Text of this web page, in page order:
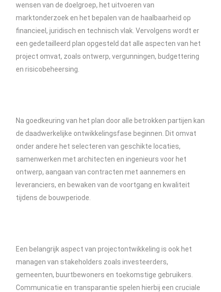
wensen van de doelgroep, het uitvoeren van
marktonderzoek en het bepalen van de haalbaarheid op
financieel, juridisch en technisch vlak. Vervolgens wordt er
een gedetailleerd plan opgesteld dat alle aspecten van het
project omvat, zoals ontwerp, vergunningen, budgettering
en risicobeheersing.
Na goedkeuring van het plan door alle betrokken partijen kan
de daadwerkelijke ontwikkelingsfase beginnen. Dit omvat
onder andere het selecteren van geschikte locaties,
samenwerken met architecten en ingenieurs voor het
ontwerp, aangaan van contracten met aannemers en
leveranciers, en bewaken van de voortgang en kwaliteit
tijdens de bouwperiode.
Een belangrijk aspect van projectontwikkeling is ook het
managen van stakeholders zoals investeerders,
gemeenten, buurtbewoners en toekomstige gebruikers.
Communicatie en transparantie spelen hierbij een cruciale